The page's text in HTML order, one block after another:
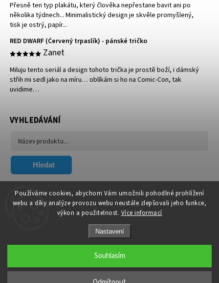
Používáme cookies, abychom Vám umožnili pohodlné prohlížení
webu a díky analýze provozu webu neustále zlepšovali jeho funkce,
výkon a použitelnost. Více informací
Nastavení
Souhlasím
Přesně ten typ plakátu, který člověka nepřestane bavit ani po
několika týdnech... Minimalistický design je skvěle promyšlený,
tisk je ostrý, papír...
RED DWARF (Červený trpaslík) - pánské tričko
Zanet
Miluju tento seriál a design tohoto trička je prostě boží, i dámský
střih mi sedl jako na míru… oblíkám si ho na Comic-Con, tak
uvidime…
VYHLEDÁVÁNÍ
Hledat
FACEBOOK
Upravit nastavení cookies